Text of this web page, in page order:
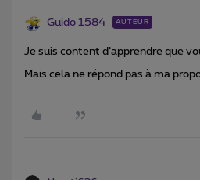
Guido 1584 AUTEUR
Je suis content d’apprendre que
Mais cela ne répond pas à ma